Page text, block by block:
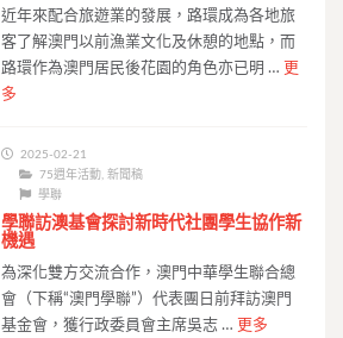
近年來配合旅遊業的發展，路環成為各地旅
客了解澳門以前漁業文化及休憩的地點，而
路環作為澳門居民後花園的角色亦已明 … 更
多
2025-02-21
75週年活動 ,新聞稿
學聯
學聯訪澳基會探討新時代社團學生協作新
機遇
為深化雙方交流合作，澳門中華學生聯合總
會（下稱“︁澳門學聯”︁）代表團日前拜訪澳門
基金會，獲行政委員會主席吳志 … 更多